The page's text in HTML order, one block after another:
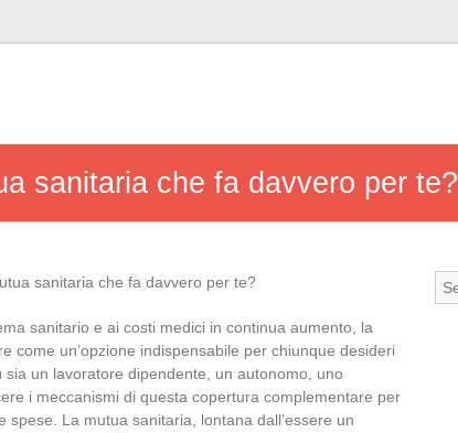
sanitaria che fa davvero per te?
sanitario e ai costi medici in continua aumento, la
come un’opzione indispensabile per chiunque desideri
un lavoratore dipendente, un autonomo, uno
i meccanismi di questa copertura complementare per
La mutua sanitaria, lontana dall’essere un